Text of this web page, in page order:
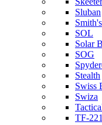
Sluban
Smith's
SOL
Solar
SOG
Stealth
Swiss
Swiza
TF-